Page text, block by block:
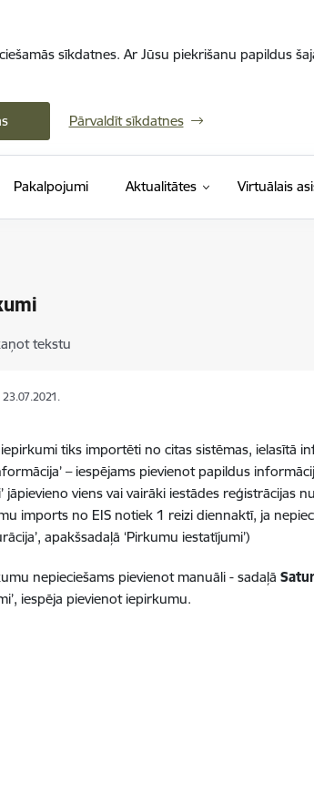
sīkdatnes. Ar Jūsu piekrišanu papildus
Pārvaldīt sīkdatnes
Pakalpojumi Aktualitātes Virtuālais
tekstu
tiks importēti no citas sistēmas, ielasītā
– iespējams pievienot papildus
jāpievieno viens vai vairāki iestādes
imports no EIS notiek 1 reizi diennaktī, ja
apakšsadaļā ‘Pirkumu iestatījumi’)
nepieciešams pievienot manuāli - sadaļā
iespēja pievienot iepirkumu.